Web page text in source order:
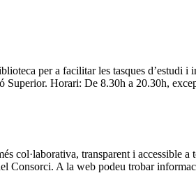
per a facilitar les tasques d’estudi
Horari: De 8.30h a 20.30h,
col·laborativa, transparent i
Consorci. A la web podeu trobar